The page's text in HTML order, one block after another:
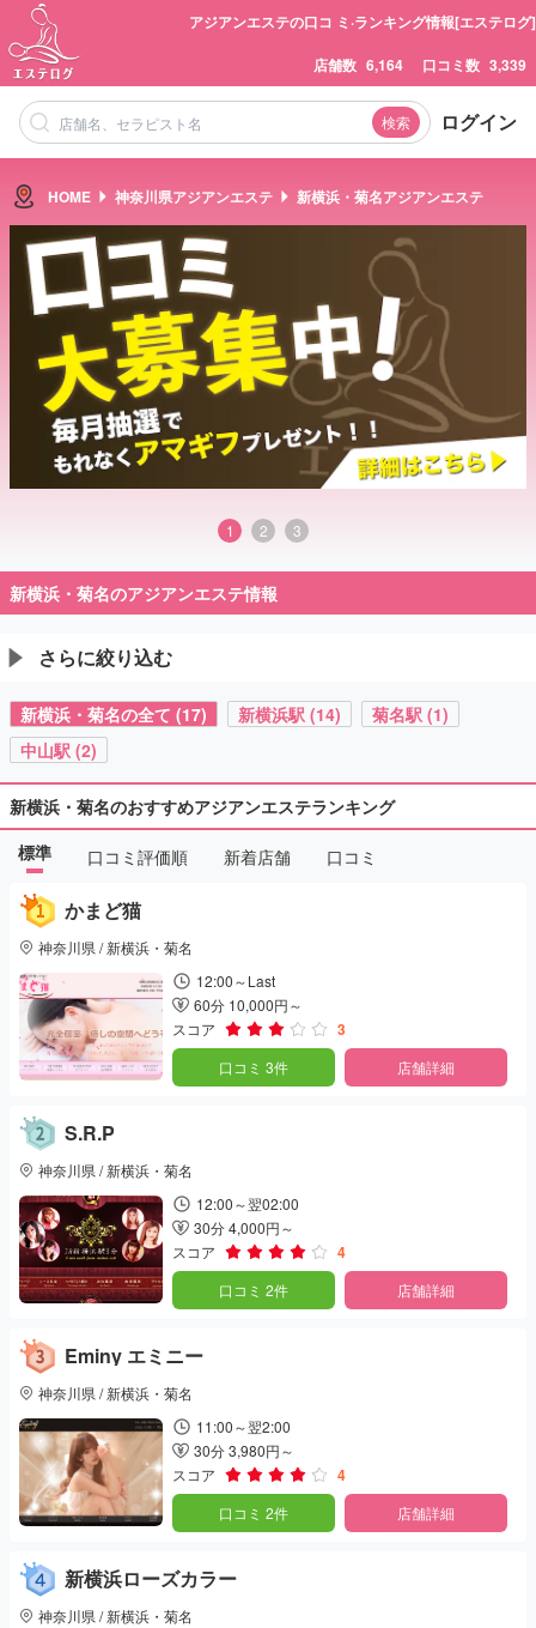
アジアンエステの口コ ミ·ランキング情報[エステログ]
店舗数 6,164 口コミ数 3,339
検索 ログイン
HOME 神奈川県アジアンエステ 新横浜・菊名アジアンエステ
1 2 3
新横浜・菊名のアジアンエステ情報
さらに絞り込む
新横浜・菊名の全て (17) 新横浜駅 (14)
菊名駅 (1)
中山駅 (2)
新横浜・菊名のおすすめアジアンエステランキング
標準
口コミ評価順 新着店舗 口コミ
かまど猫
神奈川県 / 新横浜・菊名
12:00～Last
60分 10,000円～
スコア
3
口コミ 3件 店舗詳細
S.R.P
神奈川県 / 新横浜・菊名
12:00～翌02:00
30分 4,000円～
スコア
4
口コミ 2件 店舗詳細
Eminy エミニー
神奈川県 / 新横浜・菊名
11:00～翌2:00
30分 3,980円～
スコア
4
口コミ 2件 店舗詳細
新横浜ローズカラー
神奈川県 / 新横浜・菊名